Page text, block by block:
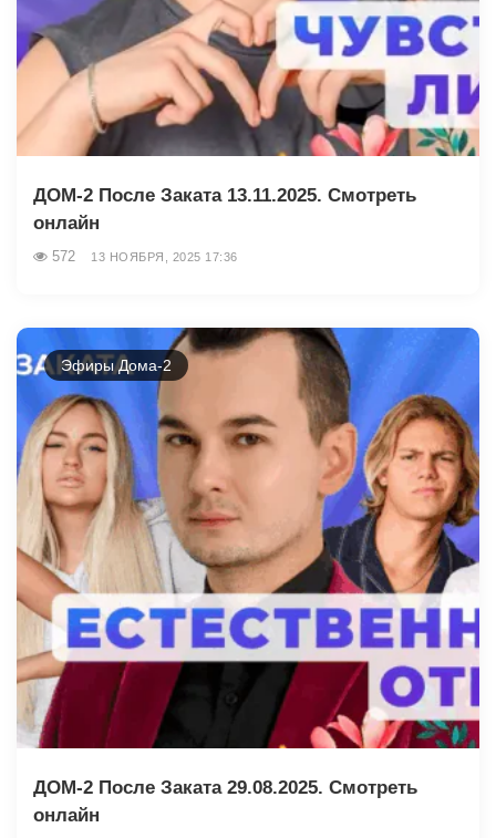
ДОМ-2 После Заката 13.11.2025. Смотреть
онлайн
572 13 НОЯБРЯ, 2025 17:36
Эфиры Дома-2
ДОМ-2 После Заката 29.08.2025. Смотреть
онлайн